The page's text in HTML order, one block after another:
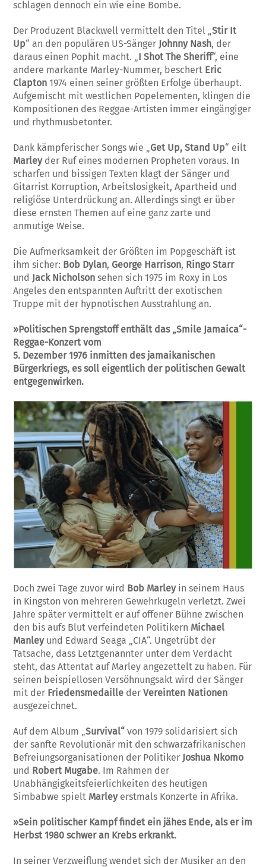
schlagen dennoch ein wie eine Bombe.
Der Produzent Blackwell vermittelt den Titel „Stir It
Up“ an den populären US-Sänger Johnny Nash, der
daraus einen Pophit macht. „I Shot The Sheriff“, eine
andere markante Marley-Nummer, beschert Eric
Clapton 1974 einen seiner größten Erfolge überhaupt.
Aufgemischt mit westlichen Popelementen, klingen die
Kompositionen des Reggae-Artisten immer eingängiger
und rhythmusbetonter.
Dank kämpferischer Songs wie „Get Up, Stand Up“ eilt
Marleyder Ruf eines modernen Propheten voraus. In
scharfen und bissigen Texten klagt der Sänger und
Gitarrist Korruption, Arbeitslosigkeit, Apartheid und
religiöse Unterdrückung an. Allerdings singt er über
diese ernsten Themen auf eine ganz zarte und
anmutige Weise.
Die Aufmerksamkeit der Größten im Popgeschäft ist
ihm sicher: Bob Dylan, George Harrison, Ringo Starr
und Jack Nicholson sehen sich 1975 im Roxy in Los
Angeles den entspannten Auftritt der exotischen
Truppe mit der hypnotischen Ausstrahlung an.
»Politischen Sprengstoff enthält das „Smile Jamaica“-
Reggae-Konzert vom
5. Dezember 1976 inmitten des jamaikanischen
Bürgerkriegs, es soll eigentlich der politischen Gewalt
entgegenwirken.
Doch zwei Tage zuvor wird Bob Marleyin seinem Haus
in Kingston von mehreren Gewehrkugeln verletzt. Zwei
Jahre später vermittelt er auf offener Bühne zwischen
den bis aufs Blut verfeindeten Politikern Michael
Manleyund Edward Seaga „CIA“. Ungetrübt der
Tatsache, dass Letztgenannter unter dem Verdacht
steht, das Attentat auf Marley angezettelt zu haben. Für
seinen beispiellosen Versöhnungsakt wird der Sänger
mit der Friedensmedaille derVereinten Nationen
ausgezeichnet.
Auf dem Album „Survival“ von 1979 solidarisiert sich
der sanfte Revolutionär mit den schwarzafrikanischen
Befreiungsorganisationen der Politiker Joshua Nkomo
und Robert Mugabe. Im Rahmen der
Unabhängigkeitsfeierlichkeiten des heutigen
Simbabwe spielt Marleyerstmals Konzerte in Afrika.
»Sein politischer Kampf findet ein jähes Ende, als er im
Herbst 1980 schwer an Krebs erkrankt.
In seiner Verzweiflung wendet sich der Musiker an den